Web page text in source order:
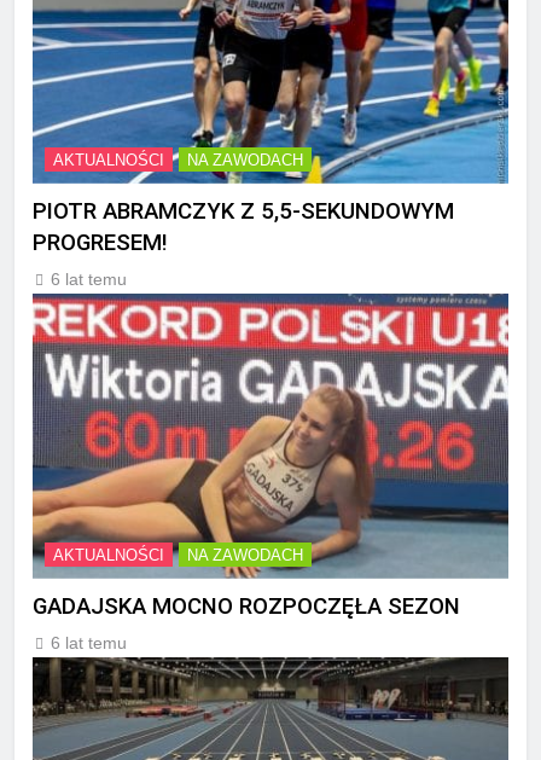
AKTUALNOŚCI NA ZAWODACH
PIOTR ABRAMCZYK Z 5,5-SEKUNDOWYM
PROGRESEM!
6 lat temu
AKTUALNOŚCI NA ZAWODACH
GADAJSKA MOCNO ROZPOCZĘŁA SEZON
6 lat temu